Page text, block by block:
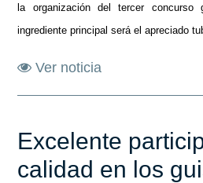
la organización del tercer concurso
ingrediente principal será el apreciado
Ver noticia
Excelente
calidad en los